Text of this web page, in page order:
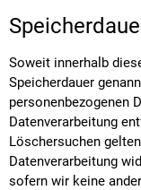
Soweit innerhalb
Speicherdauer
personenbezogenen
Datenverarbeitung
Löschersuchen
Datenverarbeitung
sofern wir keine